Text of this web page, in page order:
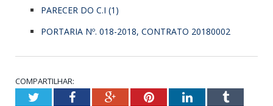
PARECER DO C.I (1)
PORTARIA Nº. 018-2018, CONTRATO 20180002
COMPARTILHAR:
TwitterFacebookGoogle+PinterestLinkedInTumblr